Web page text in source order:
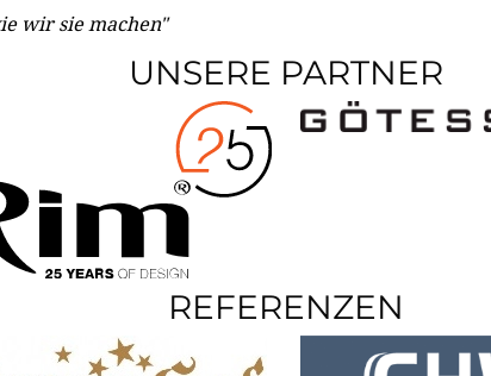
wir sie machen"
UNSERE PARTNER
REFERENZEN